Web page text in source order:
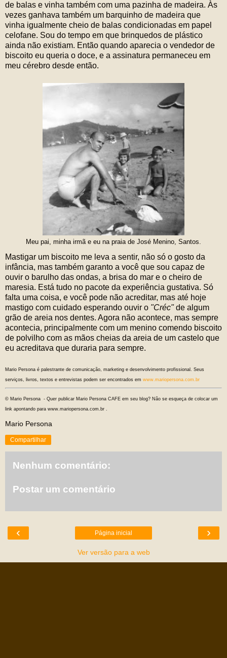
de balas e vinha também com uma pazinha de madeira. Às
vezes ganhava também um barquinho de madeira que
vinha igualmente cheio de balas condicionadas em papel
celofane. Sou do tempo em que brinquedos de plástico
ainda não existiam. Então quando aparecia o vendedor de
biscoito eu queria o doce, e a assinatura permaneceu em
meu cérebro desde então.
Meu pai, minha irmã e eu na praia de José Menino, Santos.
Mastigar um biscoito me leva a sentir, não só o gosto da
infância, mas também garanto a você que sou capaz de
ouvir o barulho das ondas, a brisa do mar e o cheiro de
maresia. Está tudo no pacote da experiência gustativa. Só
falta uma coisa, e você pode não acreditar, mas até hoje
mastigo com cuidado esperando ouvir o "Créc"de algum
grão de areia nos dentes. Agora não acontece, mas sempre
acontecia, principalmente com um menino comendo biscoito
de polvilho com as mãos cheias da areia de um castelo que
eu acreditava que duraria para sempre.
Mario Persona é palestrante de comunicação, marketing e desenvolvimento profissional. Seus
serviços, livros, textos e entrevistas podem ser encontrados em www.mariopersona.com.br
© Mario Persona - Quer publicar Mario Persona CAFE em seu blog? Não se esqueça de colocar um
link apontando para www.mariopersona.com.br .
Mario Persona
Compartilhar
Nenhum comentário:
Postar um comentário
‹ ›
Página inicial
Ver versão para a web